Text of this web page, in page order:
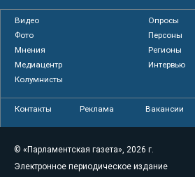
Видео
Опросы
Фото
Персоны
Мнения
Регионы
Медиацентр
Интервью
Колумнисты
Контакты Реклама Вакансии
© «Парламентская газета», 2026 г.
Электронное периодическое издание